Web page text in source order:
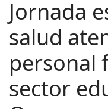
Jornada
salud
personal
sector